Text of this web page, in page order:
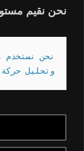
نحن نقيم
نحن نستخدم
وتحليل